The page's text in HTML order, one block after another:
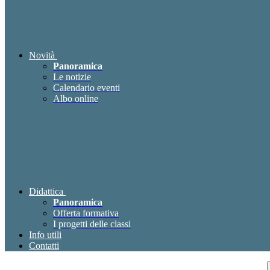
Novità
Panoramica
Le notizie
Calendario eventi
Albo online
Didattica
Panoramica
Offerta formativa
I progetti delle classi
Info utili
Contatti